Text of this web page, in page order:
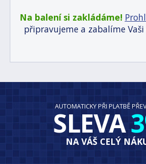
Na balení si zakládáme!
připravujeme a zabalíme
AUTOMATICKY PŘI PLATBĚ
SLEVA
NA VÁŠ CELÝ